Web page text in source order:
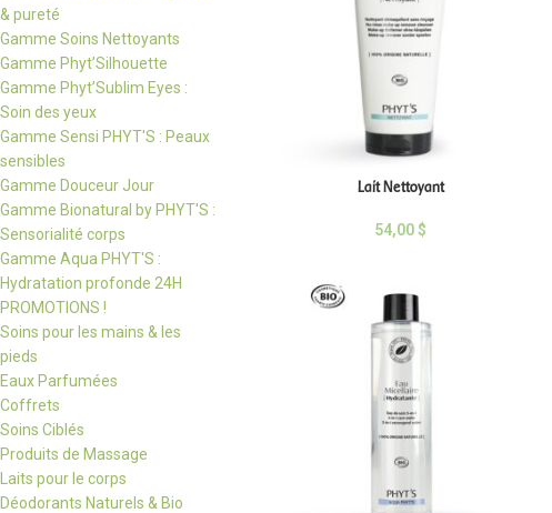
& pureté
Gamme Soins Nettoyants
Gamme Phyt’Silhouette
Gamme Phyt’Sublim Eyes :
Soin des yeux
Gamme Sensi PHYT'S : Peaux
sensibles
Gamme Douceur Jour
Gamme Bionatural by PHYT'S :
Sensorialité corps
Gamme Aqua PHYT'S :
Hydratation profonde 24H
PROMOTIONS !
Soins pour les mains & les
pieds
Eaux Parfumées
Coffrets
Soins Ciblés
Produits de Massage
Laits pour le corps
Déodorants Naturels & Bio
Lait Nettoyant
54,00$